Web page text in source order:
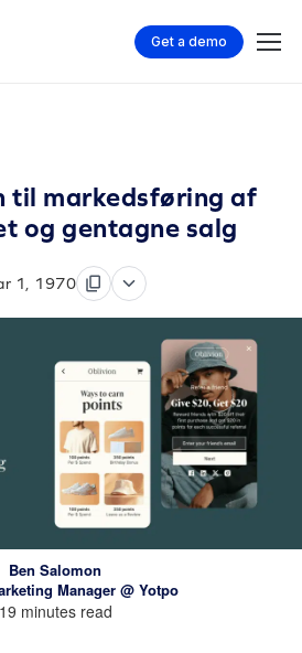
Get a demo
til markedsføring af
og gentagne salg
1, 1970
Ben Salomon
Manager @ Yotpo
19 minutes read